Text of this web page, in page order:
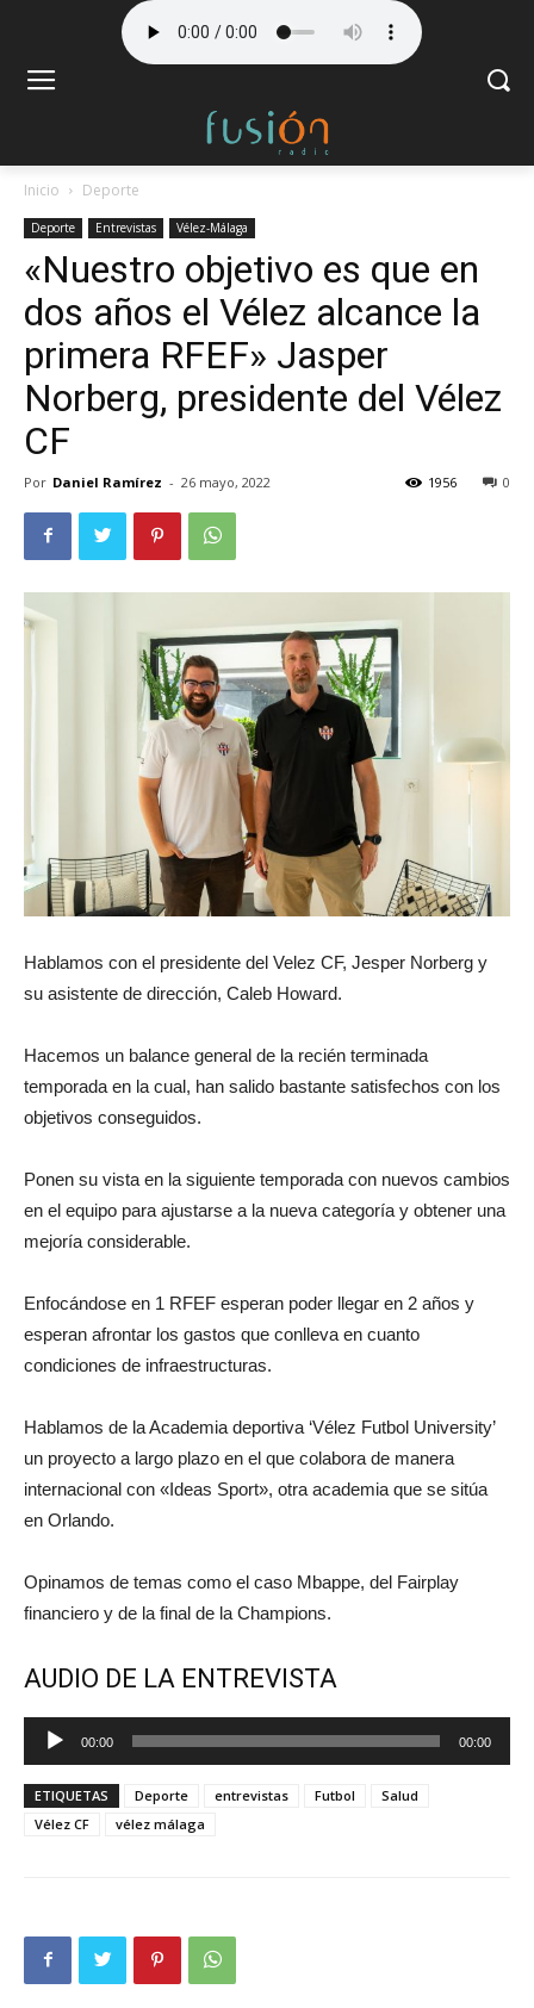
Inicio Deporte
Deporte Entrevistas Vélez-Málaga
«Nuestro objetivo es que en
dos años el Vélez alcance la
primera RFEF» Jasper
Norberg, presidente del Vélez
CF
Por Daniel Ramírez - 26 mayo, 2022 0
1956
Hablamos con el presidente del Velez CF, Jesper Norberg y
su asistente de dirección, Caleb Howard.
Hacemos un balance general de la recién terminada
temporada en la cual, han salido bastante satisfechos con los
objetivos conseguidos.
Ponen su vista en la siguiente temporada con nuevos cambios
en el equipo para ajustarse a la nueva categoría y obtener una
mejoría considerable.
Enfocándose en 1 RFEF esperan poder llegar en 2 años y
esperan afrontar los gastos que conlleva en cuanto
condiciones de infraestructuras.
Hablamos de la Academia deportiva ‘Vélez Futbol University’
un proyecto a largo plazo en el que colabora de manera
internacional con «Ideas Sport», otra academia que se sitúa
en Orlando.
Opinamos de temas como el caso Mbappe, del Fairplay
financiero y de la final de la Champions.
AUDIO DE LA ENTREVISTA
Reproductor
de
audio
00:00 00:00
ETIQUETAS Deporte entrevistas Futbol
Salud
Vélez CF
vélez málaga